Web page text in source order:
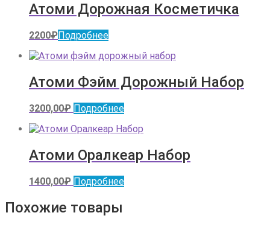
Атоми Дорожная Косметичка
2200₽Подробнее
Атоми Фэйм Дорожный Набор
3200,00₽ Подробнее
Атоми Оралкеар Набор
1400,00₽ Подробнее
Похожие товары